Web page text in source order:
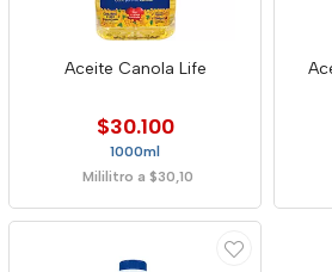
Aceite Canola Life
$30.100
1000ml
Mililitro a $30,10